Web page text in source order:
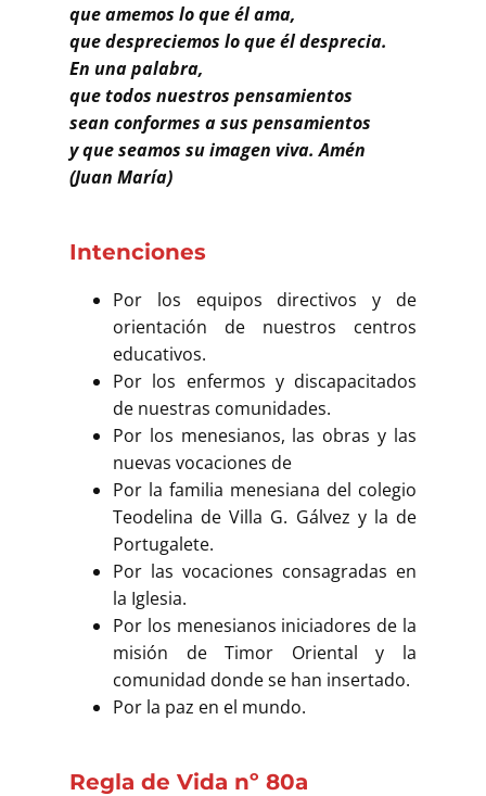
que amemos lo que él ama,
que despreciemos lo que él desprecia.
En una palabra,
que todos nuestros pensamientos
sean conformes a sus pensamientos
y que seamos su imagen viva. Amén
(Juan María)
Intenciones
Por los equipos directivos y de
orientación de nuestros centros
educativos.
Por los enfermos y discapacitados
de nuestras comunidades.
Por los menesianos, las obras y las
nuevas vocaciones de
Por la familia menesiana del colegio
Teodelina de Villa G. Gálvez y la de
Portugalete.
Por las vocaciones consagradas en
la Iglesia.
Por los menesianos iniciadores de la
misión de Timor Oriental y la
comunidad donde se han insertado.
Por la paz en el mundo.
Regla de Vida nº 80a